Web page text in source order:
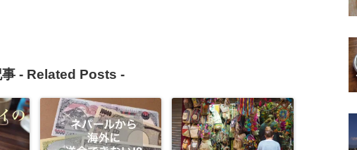
- Related Posts -